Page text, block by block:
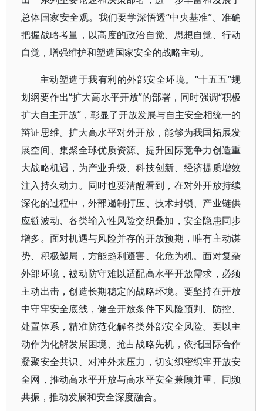
总体国家安全观。我们要学深悟透“中央基准”、准确
把握战略考量，以高度的政治自觉、思想自觉、行动
自觉，增强维护和塑造国家安全的战略主动。
主动塑造于我有利的外部安全环境。“十五五”规
划纲要作出“扩大高水平开放”的部署，同时强调“积极
扩大自主开放”，彰显了开放发展与自主安全相统一的
辩证思维。扩大高水平对外开放，能够为我国拓展发
展空间、集聚全球优质资源、提升国际竞争力创造重
大战略机遇，为产业升级、科技创新、经济提质增效
注入持久动力。同时也要清醒看到，在对外开放持续
深化的过程中，外部遏制打压、技术封锁、产业链供
应链波动、各类输入性风险交织叠加，安全隐患同步
增多。面对机遇与风险并存的开放预期，唯有主动谋
势、积极塑局，方能趋利避害、化危为机。面对复杂
外部环境，被动防守难以适配高水平开放需求，必须
主动出击，创造长期稳定的战略环境。要坚持在开放
中守牢安全底线，健全开放条件下风险预判、防控、
处置体系，精准防范化解各类外部安全风险。要以主
动作为化解发展困境、抢占战略先机，依托国际合作
凝聚安全共识、对冲外来压力，切实织密织牢开放安
全网，推动高水平开放与高水平安全兼顾并重、同频
共振，推动发展和安全深度融合。